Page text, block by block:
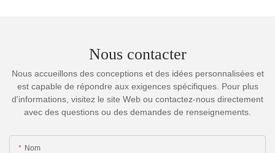
Nous contacter
Nous accueillons des conceptions et des idées personnalisées et
est capable de répondre aux exigences spécifiques. Pour plus
d'informations, visitez le site Web ou contactez-nous directement
avec des questions ou des demandes de renseignements.
Nom